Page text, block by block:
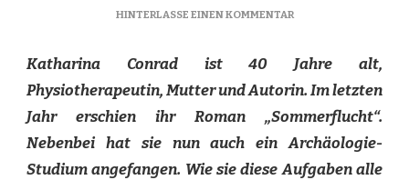
HINTERLASSE EINEN KOMMENTARZU
PUZZLESTÜCK
AM
RICHTIGEN
PLATZ
Katharina Conrad ist 40 Jahre alt,
Physiotherapeutin, Mutter und Autorin. Im letzten
Jahr erschien ihr Roman „Sommerflucht“.
Nebenbei hat sie nun auch ein Archäologie-
Studium angefangen. Wie sie diese Aufgaben alle